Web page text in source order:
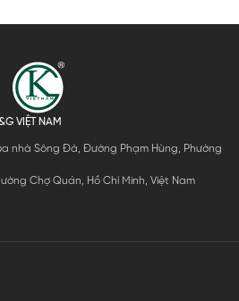
VIỆT NAM
nhà Sông Đà, Đường Phạm Hùng, Phường
Chợ Quán, Hồ Chí Minh, Việt Nam